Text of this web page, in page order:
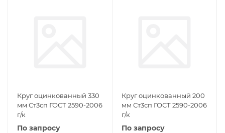
Круг оцинкованный 330
мм Ст3сп ГОСТ 2590-2006
г/к
По запросу
Круг оцинкованный 200
мм Ст3сп ГОСТ 2590-2006
г/к
По запросу